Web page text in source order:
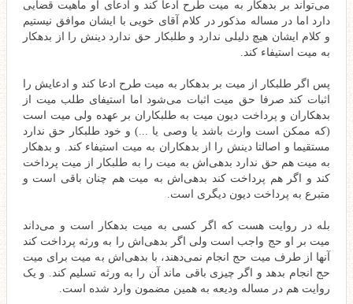
می‌تواند بر بدهکار به میت طرح ادعا کند و ادعای او ماهیت قضایی
دارد اما در مساله مذکور در کلام آقای خویی با ایشان موافق نیستیم
و کلام ایشان هیچ دلیلی ندارد و طلبکار حق ندارد دینش را از بدهکار
به میت استیفاء کند.
پس اگر طلبکار از میت بر بدهکار به میت طرح ادعا کند و ادعایش را
اثبات کند صرفا حق میت اثبات می‌شود اما استیفای طلب میت از
بدهکاران و پرداخت دیون میت به طلبکاران بر عهده ولی میت است
(که ممکن است وارث باشد یا وصی یا ...) و خود طلبکار حق ندارد
مستقیما و اصالتا دینش را از بدهکاران به میت استیفاء کند. و بدهکار
به میت هم حق ندارد بدهی‌اش به میت را به طلبکار از میت پرداخت
کند و اگر هم پرداخت کند بدهی‌اش به میت هم چنان باقی است و
متبرع به پرداخت دیون دیگری است.
بله در روایت هست که اگر کسی به میت بدهکار است و می‌داند
میت بر او حج واجب است ولی اگر بدهی‌اش را به ورثه پرداخت کند
آنها از طرف میت حج انجام نمی‌دهند، با بدهی‌اش به میت برای میت
حج انجام بدهد و اگر چیزی باقی ماند آن را به ورثه تسلیم کند. و یک
روایت هم در مساله ودیعه به همین مضمون وارد شده است.